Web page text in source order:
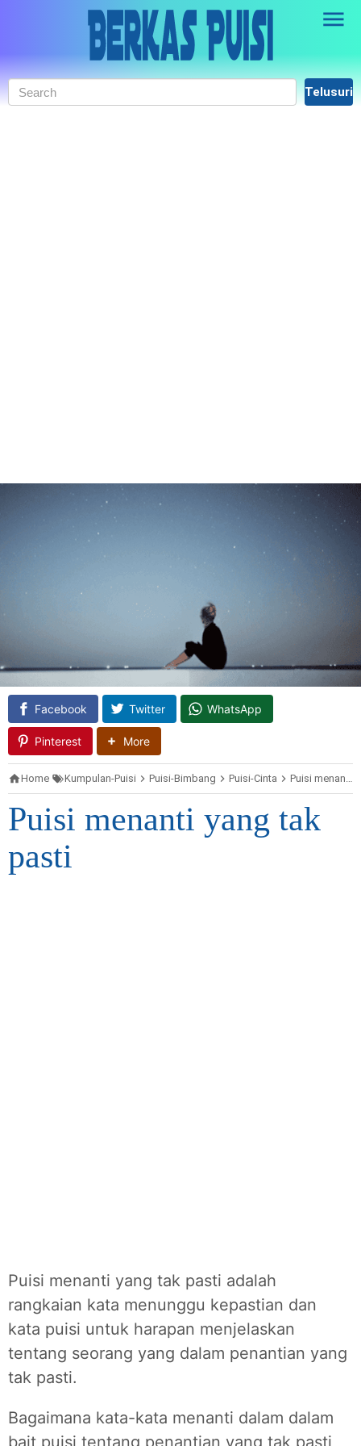
Skip to main content
Facebook Twitter WhatsApp
Pinterest More
Home Kumpulan-Puisi Puisi-Bimbang Puisi-Cinta Puisi menanti yang tak pasti
Puisi menanti yang tak
pasti
Puisi menanti yang tak pasti adalah
rangkaian kata menunggu kepastian dan
kata puisi untuk harapan menjelaskan
tentang seorang yang dalam penantian yang
tak pasti.
Bagaimana kata-kata menanti dalam dalam